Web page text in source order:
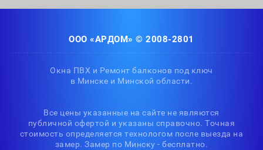
ООО «АРДОМ» © 2008-2801
Окна ПВХ и Ремонт балконов под ключ
в Минске и Минской области.
Все цены указанные на сайте не являются
публичной офертой и указаны справочно. Точная
стоимость определяется технологом после выезда на
замер. Замер по Минску - бесплатно.